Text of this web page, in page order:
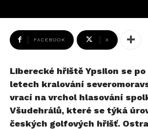
FACEBOOK X
Liberecké hřiště Ypsilon se
letech kralování
vrací na vrchol hlasování
Všudehrálů, které se týká
českých golfových hřišť.